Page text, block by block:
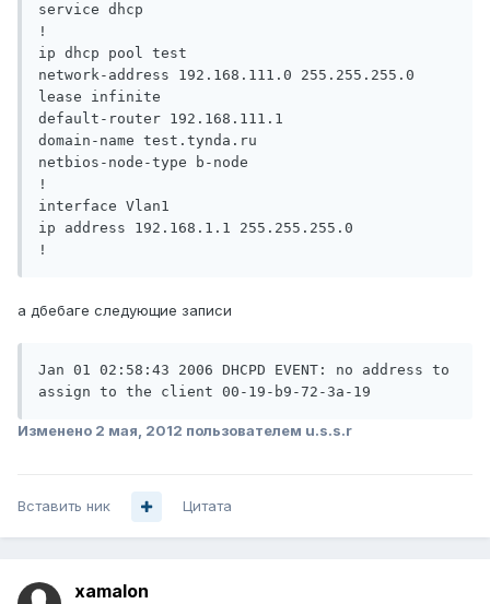
service dhcp
!
ip dhcp pool test
network-address 192.168.111.0 255.255.255.0
lease infinite
default-router 192.168.111.1
domain-name test.tynda.ru
netbios-node-type b-node
!
interface Vlan1
ip address 192.168.1.1 255.255.255.0
а дбебаге следующие записи
Jan 01 02:58:43 2006 DHCPD EVENT: no address to
Изменено 2 мая, 2012 пользователем u.s.s.r
Вставить ник Цитата
xamalon